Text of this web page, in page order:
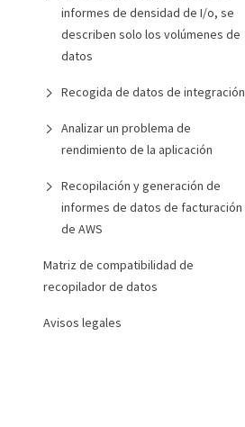
informes de densidad de I/o, se
describen solo los volúmenes de
datos
Recogida de datos de integración
Analizar un problema de
rendimiento de la aplicación
Recopilación y generación de
informes de datos de facturación
de AWS
Matriz de compatibilidad de
recopilador de datos
Avisos legales